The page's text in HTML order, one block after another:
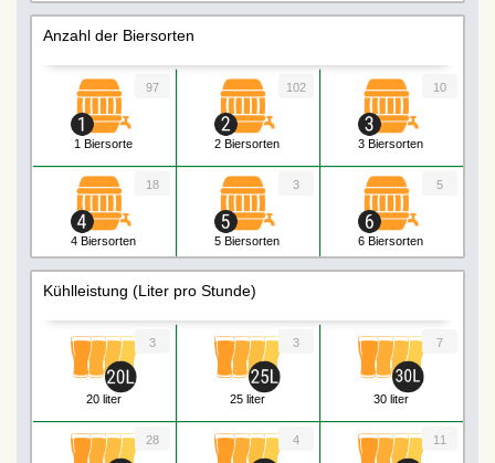
Anzahl der Biersorten
1 Biersorte
97
2 Biersorten
102
3 Biersorten
10
4 Biersorten
18
5 Biersorten
3
6 Biersorten
5
8 Biersorten
Kühlleistung (Liter pro Stunde)
20 liter
3
25 liter
3
30 liter
7
28 4 11